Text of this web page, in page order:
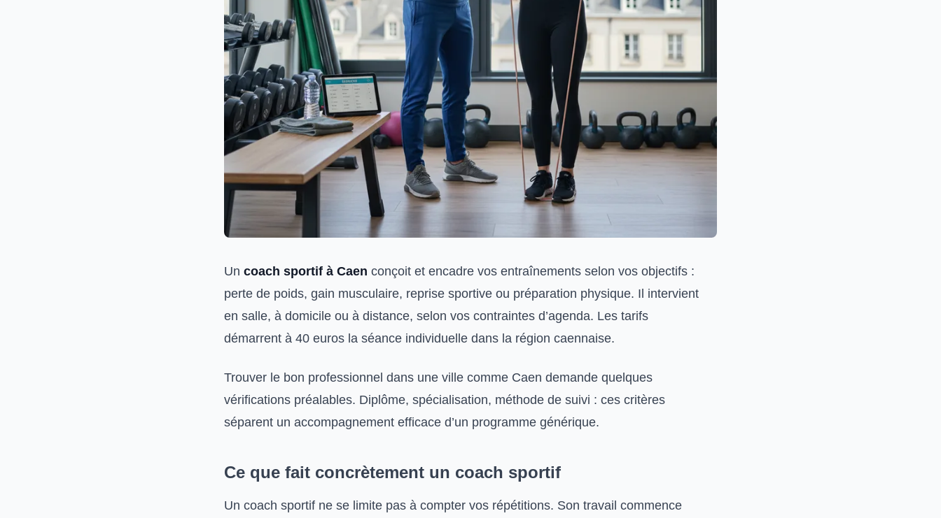
Un coach sportif à Caen conçoit et encadre vos entraînements selon vos objectifs :
perte de poids, gain musculaire, reprise sportive ou préparation physique. Il intervient
en salle, à domicile ou à distance, selon vos contraintes d’agenda. Les tarifs
démarrent à 40 euros la séance individuelle dans la région caennaise.
Trouver le bon professionnel dans une ville comme Caen demande quelques
vérifications préalables. Diplôme, spécialisation, méthode de suivi : ces critères
séparent un accompagnement efficace d’un programme générique.
Ce que fait concrètement un coach sportif
Un coach sportif ne se limite pas à compter vos répétitions. Son travail commence